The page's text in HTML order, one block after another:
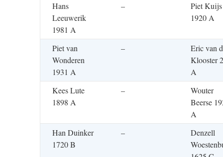
Hans
Leeuwerik
1981 A
–
Piet Kuijs
1920 A
Piet van
Wonderen
1931 A
–
Eric van
Klooster
A
Kees Lute
1898 A
–
Wouter
Beerse
A
Han Duinker
1720 B
–
Denzell